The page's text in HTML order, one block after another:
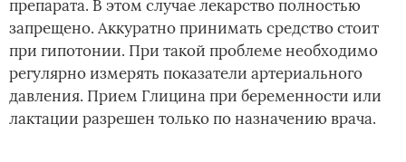
препарата. В этом случае лекарство полностью
запрещено. Аккуратно принимать средство стоит
при гипотонии. При такой проблеме необходимо
регулярно измерять показатели артериального
давления. Прием Глицина при беременности или
лактации разрешен только по назначению врача.